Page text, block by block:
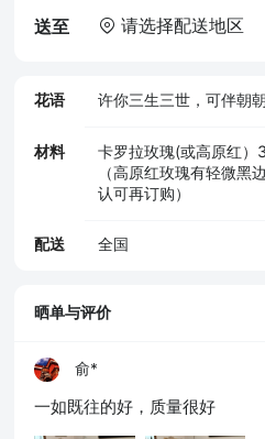
送至 请选择配送地区
花语 许你三生三世，可伴朝
材料
卡罗拉玫瑰(或高原红）
（高原红玫瑰有轻微黑
认可再订购）
配送 全国
晒单与评价
俞*
一如既往的好，质量很好